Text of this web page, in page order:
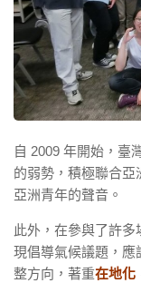
自 2009 年開始，臺
的弱勢，積極聯合
亞洲青年的聲音。
此外，在參與了許
現倡導氣候議題，應
整方向，著重在地化